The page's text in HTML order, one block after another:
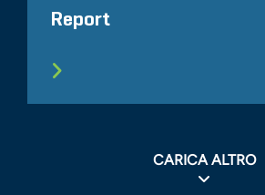
Report
CARICA ALTRO